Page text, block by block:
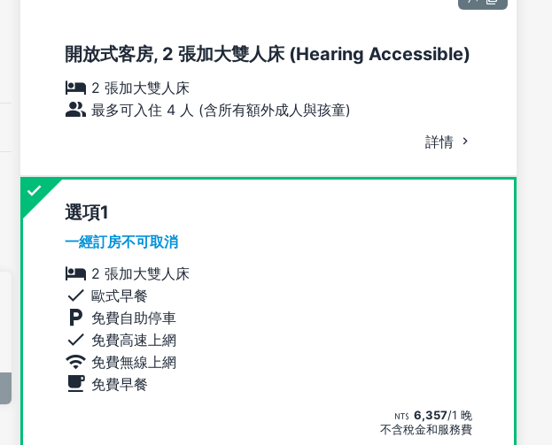
開放式客房, 2 張加大雙人床 (Hearing Accessible)
2 張加大雙人床
最多可入住 4 人 (含所有額外成人與孩童)
詳情
選項
一經訂房不可取消
2 張加大雙人床
歐式早餐
免費自助停車
免費高速上網
免費無線上網
免費早餐
6,357/1 晚
不含稅金和服務費